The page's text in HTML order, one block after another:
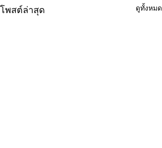
โพสต์ล่าสุด ดูทั้งหมด